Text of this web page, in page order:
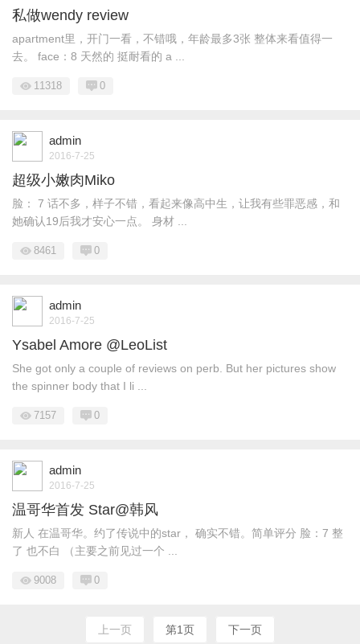
私做wendy review
apartment里，开门一看，不错哦，年龄最多3张 整体来看值得一
去。 face：8 天然的 挺耐看的 a ...
11318 0
admin
2016-7-25
超级小嫩肉Miko
脸： 7 话不多，样子不错，看起来像高中生，让我有些罪恶感，和
她确认19后我才安心一点。 身材 ...
8461 0
admin
2016-7-25
Ysabel Amore @LeoList
She got only a couple of reviews on perb. But her pictures show
the spinner body that I li ...
7157 0
admin
2016-7-25
温哥华首发 Star@韩风
新人 在温哥华。约了传说中的star， 确实不错。简单评分 脸：7 整
了 也不白 （主要之前见过一个 ...
9008 0
上一页 第1页 下一页